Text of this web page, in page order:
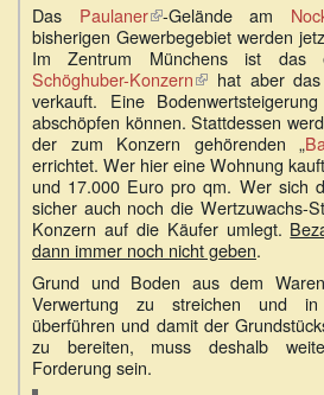
Das Paulaner(Link
ist
extern)
-Gelände am
bisherigen Gewerbegebiet werden
Im Zentrum Münchens ist das
Schöghuber-Konzern(Link
ist
extern)
hat aber
verkauft. Eine
abschöpfen können. Stattdessen
der zum Konzern gehörenden „
errichtet. Wer hier eine Wohnung
und 17.000 Euro pro qm. Wer sich
sicher auch noch die Wertzuwachs-
Konzern auf die Käufer umlegt.
dann immer noch nicht geben.
Grund und Boden aus dem
Verwertung zu streichen und in
überführen und damit der
zu bereiten, muss deshalb
Forderung sein.